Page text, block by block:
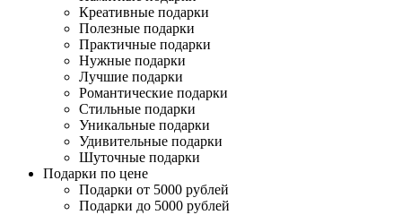
Креативные подарки
Полезные подарки
Практичные подарки
Нужные подарки
Лучшие подарки
Романтические подарки
Стильные подарки
Уникальные подарки
Удивительные подарки
Шуточные подарки
Подарки по цене
Подарки от 5000 рублей
Подарки до 5000 рублей